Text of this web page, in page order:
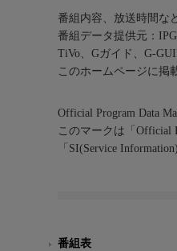
番組内容、放送時間な
番組データ提供元：
TiVo、Gガイド、G-
このホームページに掲
Official Program Data
このマークは「Official
「SI(Service
番組表